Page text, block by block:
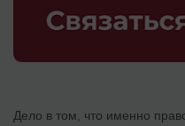
Дело в том, что именно